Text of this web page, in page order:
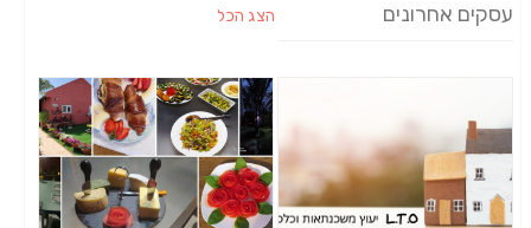
עסקים אחרונים הצג הכל